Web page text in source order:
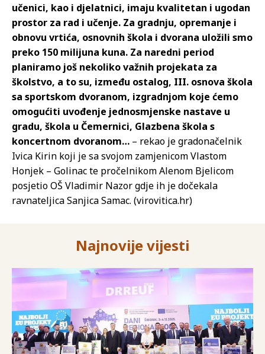
učenici, kao i djelatnici, imaju kvalitetan i ugodan
prostor za rad i učenje. Za gradnju, opremanje i
obnovu vrtića, osnovnih škola i dvorana uložili smo
preko 150 milijuna kuna. Za naredni period
planiramo još nekoliko važnih projekata za
školstvo, a to su, između ostalog, III. osnova škola
sa sportskom dvoranom, izgradnjom koje ćemo
omogućiti uvođenje jednosmjenske nastave u
gradu, škola u Čemernici, Glazbena škola s
koncertnom dvoranom… – rekao je gradonačelnik
Ivica Kirin koji je sa svojom zamjenicom Vlastom
Honjek – Golinac te pročelnikom Alenom Bjelicom
posjetio OŠ Vladimir Nazor gdje ih je dočekala
ravnateljica Sanjica Samac. (virovitica.hr)
Najnovije vijesti